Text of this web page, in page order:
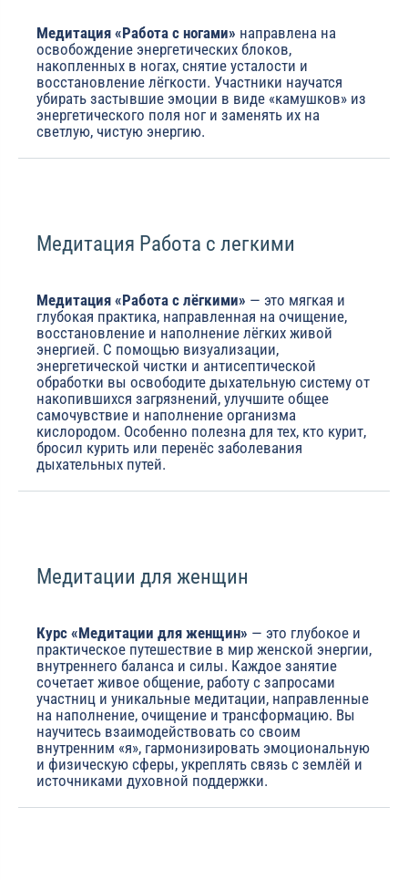
Медитация «Работа с ногами» направлена на
освобождение энергетических блоков,
накопленных в ногах, снятие усталости и
восстановление лёгкости. Участники научатся
убирать застывшие эмоции в виде «камушков» из
энергетического поля ног и заменять их на
светлую, чистую энергию.
Медитация Работа с легкими
Медитация «Работа с лёгкими» — это мягкая и
глубокая практика, направленная на очищение,
восстановление и наполнение лёгких живой
энергией. С помощью визуализации,
энергетической чистки и антисептической
обработки вы освободите дыхательную систему от
накопившихся загрязнений, улучшите общее
самочувствие и наполнение организма
кислородом. Особенно полезна для тех, кто курит,
бросил курить или перенёс заболевания
дыхательных путей.
Медитации для женщин
Курс «Медитации для женщин» — это глубокое и
практическое путешествие в мир женской энергии,
внутреннего баланса и силы. Каждое занятие
сочетает живое общение, работу с запросами
участниц и уникальные медитации, направленные
на наполнение, очищение и трансформацию. Вы
научитесь взаимодействовать со своим
внутренним «я», гармонизировать эмоциональную
и физическую сферы, укреплять связь с землёй и
источниками духовной поддержки.